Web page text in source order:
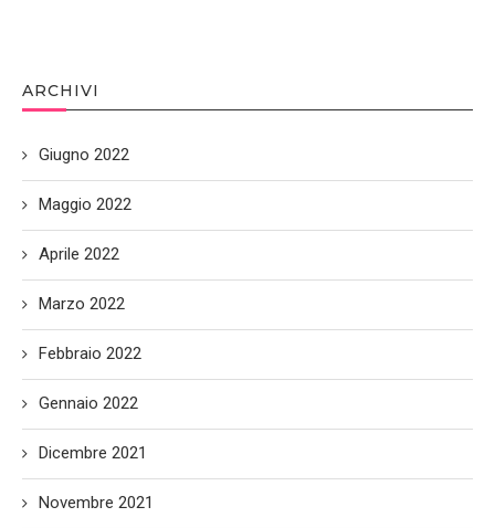
ARCHIVI
Giugno 2022
Maggio 2022
Aprile 2022
Marzo 2022
Febbraio 2022
Gennaio 2022
Dicembre 2021
Novembre 2021